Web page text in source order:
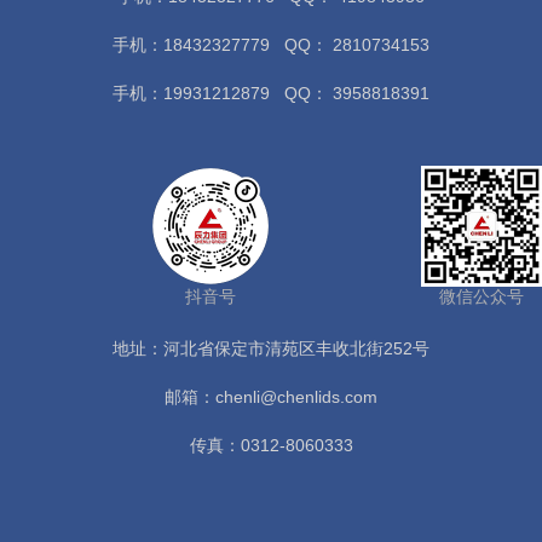
手机：18432327779 QQ： 2810734153
手机：19931212879 QQ： 3958818391
抖音号 微信公众号
地址：河北省保定市清苑区丰收北街252号
邮箱：chenli@chenlids.com
传真：0312-8060333